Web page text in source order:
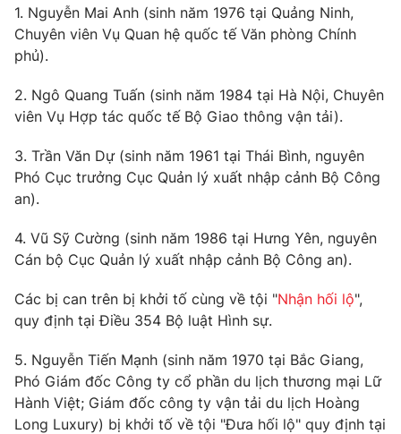
Giải sao mai
Sao
Làm đẹp
Chất lượng cuộc sống
Giáo dục
Tuyển sinh
Công nghệ
Hitech Công nghệ tương lai
Thị trường
Tư vấn
Giao lưu trực tuyến
Lịch phát sóng
Chuyên mục khác
Emagazine Podcast
Photo Infographic
Video Shorts video
VTV Money VTV Thể thao
1. Nguyễn Mai Anh (sinh năm 1976 tại Quảng Ninh,
Chuyên viên Vụ Quan hệ quốc tế Văn phòng Chính
phủ).
2. Ngô Quang Tuấn (sinh năm 1984 tại Hà Nội, Chuyên
viên Vụ Hợp tác quốc tế Bộ Giao thông vận tải).
3. Trần Văn Dự (sinh năm 1961 tại Thái Bình, nguyên
Phó Cục trưởng Cục Quản lý xuất nhập cảnh Bộ Công
an).
4. Vũ Sỹ Cường (sinh năm 1986 tại Hưng Yên, nguyên
Cán bộ Cục Quản lý xuất nhập cảnh Bộ Công an).
Các bị can trên bị khởi tố cùng về tội "Nhận hối lộ",
quy định tại Điều 354 Bộ luật Hình sự.
5. Nguyễn Tiến Mạnh (sinh năm 1970 tại Bắc Giang,
Phó Giám đốc Công ty cổ phần du lịch thương mại Lữ
Hành Việt; Giám đốc công ty vận tải du lịch Hoàng
Long Luxury) bị khởi tố về tội "Đưa hối lộ" quy định tại